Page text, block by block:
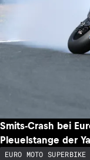
Smits-Crash bei
Pleuelstange der
EURO MOTO SUPERBIKE